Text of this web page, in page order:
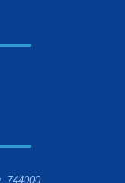
744000